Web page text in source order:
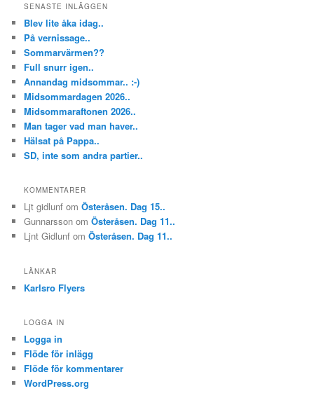
SENASTE INLÄGGEN
Blev lite åka idag..
På vernissage..
Sommarvärmen??
Full snurr igen..
Annandag midsommar.. :-)
Midsommardagen 2026..
Midsommaraftonen 2026..
Man tager vad man haver..
Hälsat på Pappa..
SD, inte som andra partier..
KOMMENTARER
Ljt gidlunf omÖsteråsen. Dag 15..
Gunnarsson omÖsteråsen. Dag 11..
Ljnt Gidlunf omÖsteråsen. Dag 11..
LÄNKAR
Karlsro Flyers
LOGGA IN
Logga in
Flöde för inlägg
Flöde för kommentarer
WordPress.org